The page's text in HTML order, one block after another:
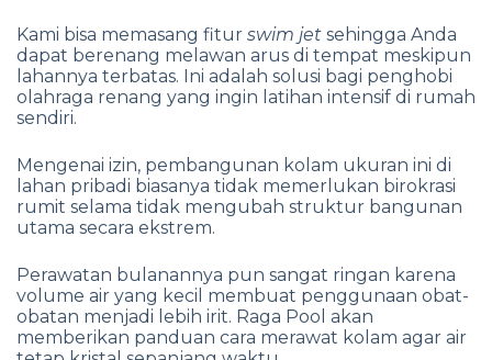
Kami bisa memasang fitur swim jet sehingga Anda
dapat berenang melawan arus di tempat meskipun
lahannya terbatas. Ini adalah solusi bagi penghobi
olahraga renang yang ingin latihan intensif di rumah
sendiri.
Mengenai izin, pembangunan kolam ukuran ini di
lahan pribadi biasanya tidak memerlukan birokrasi
rumit selama tidak mengubah struktur bangunan
utama secara ekstrem.
Perawatan bulanannya pun sangat ringan karena
volume air yang kecil membuat penggunaan obat-
obatan menjadi lebih irit. Raga Pool akan
memberikan panduan cara merawat kolam agar air